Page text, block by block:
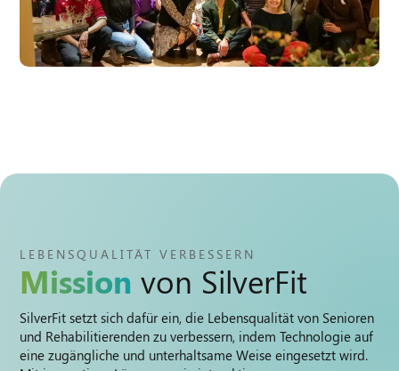
LEBENSQUALITÄT VERBESSERN
Mission von SilverFit
SilverFit setzt sich dafür ein, die Lebensqualität von Senioren
und Rehabilitierenden zu verbessern, indem Technologie auf
eine zugängliche und unterhaltsame Weise eingesetzt wird.